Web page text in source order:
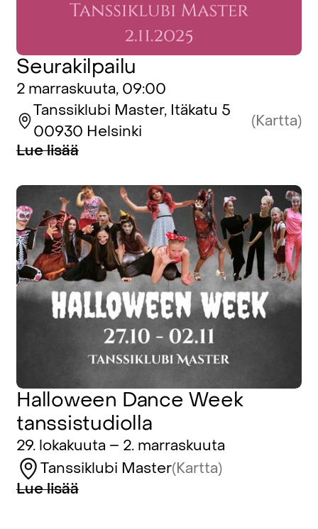
Seurakilpailu
2 marraskuuta, 09:00
Tanssiklubi Master, Itäkatu 5
00930 Helsinki
(Kartta)
Lue lisää
Halloween Dance Week
tanssistudiolla
29. lokakuuta – 2. marraskuuta
Tanssiklubi Master(Kartta)
Lue lisää